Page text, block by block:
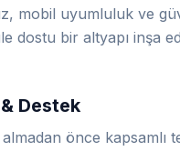
mobil uyumluluk ve
dostu bir altyapı inşa
& Destek
almadan önce kapsamlı